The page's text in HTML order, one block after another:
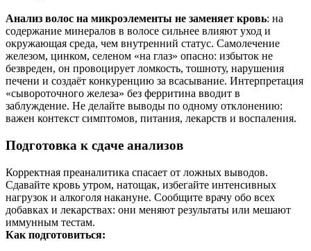
Анализ волос на микроэлементы не заменяет кровь: на
содержание минералов в волосе сильнее влияют уход и
окружающая среда, чем внутренний статус. Самолечение
железом, цинком, селеном «на глаз» опасно: избыток не
безвреден, он провоцирует ломкость, тошноту, нарушения
печени и создаёт конкуренцию за всасывание. Интерпретация
«сывороточного железа» без ферритина вводит в
заблуждение. Не делайте выводы по одному отклонению:
важен контекст симптомов, питания, лекарств и воспаления.
Подготовка к сдаче анализов
Корректная преаналитика спасает от ложных выводов.
Сдавайте кровь утром, натощак, избегайте интенсивных
нагрузок и алкоголя накануне. Сообщите врачу обо всех
добавках и лекарствах: они меняют результаты или мешают
иммунным тестам.
Как подготовиться: